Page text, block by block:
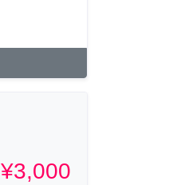
¥3,000